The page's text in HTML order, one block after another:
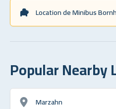
Location de Minibus
Popular Nearby
Marzahn